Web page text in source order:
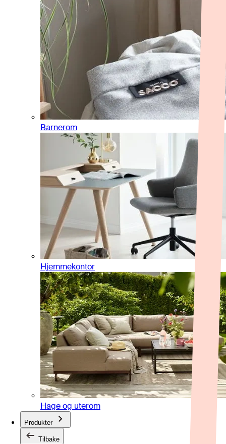
Barnerom
Hjemmekontor
Hage og uterom
Produkter
Tilbake